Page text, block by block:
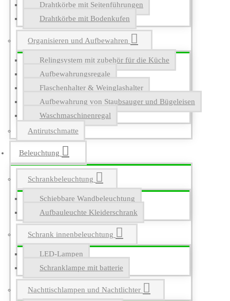
Drahtkörbe mit Seitenführungen
Drahtkörbe mit Bodenkufen
Organisieren und Aufbewahren
Relingsystem mit zubehör für die Küche
Aufbewahrungsregale
Flaschenhalter & Weinglashalter
Aufbewahrung von Staubsauger und Bügeleisen
Waschmaschinenregal
Antirutschmatte
Beleuchtung
Schrankbeleuchtung
Schiebbare Wandbeleuchtung
Aufbauleuchte Kleiderschrank
Schrank innenbeleuchtung
LED-Lampen
Schranklampe mit batterie
Nachttischlampen und Nachtlichter